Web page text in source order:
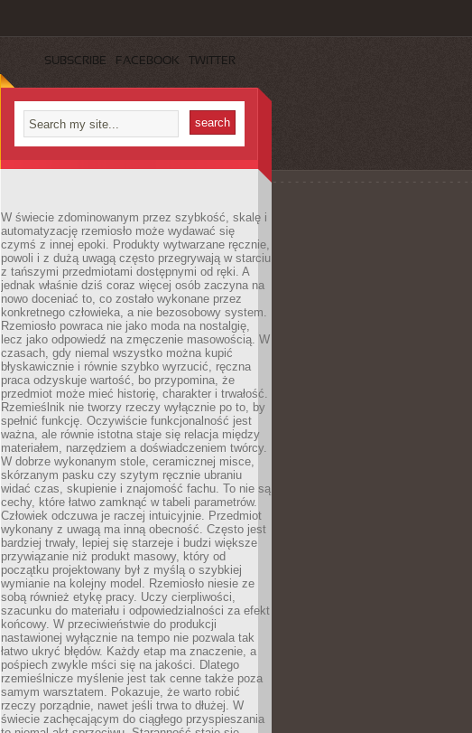
SUBSCRIBE FACEBOOK TWITTER
W świecie zdominowanym przez szybkość, skalę i
automatyzację rzemiosło może wydawać się
czymś z innej epoki. Produkty wytwarzane ręcznie,
powoli i z dużą uwagą często przegrywają w starciu
z tańszymi przedmiotami dostępnymi od ręki. A
jednak właśnie dziś coraz więcej osób zaczyna na
nowo doceniać to, co zostało wykonane przez
konkretnego człowieka, a nie bezosobowy system.
Rzemiosło powraca nie jako moda na nostalgię,
lecz jako odpowiedź na zmęczenie masowością. W
czasach, gdy niemal wszystko można kupić
błyskawicznie i równie szybko wyrzucić, ręczna
praca odzyskuje wartość, bo przypomina, że
przedmiot może mieć historię, charakter i trwałość.
Rzemieślnik nie tworzy rzeczy wyłącznie po to, by
spełnić funkcję. Oczywiście funkcjonalność jest
ważna, ale równie istotna staje się relacja między
materiałem, narzędziem a doświadczeniem twórcy.
W dobrze wykonanym stole, ceramicznej misce,
skórzanym pasku czy szytym ręcznie ubraniu
widać czas, skupienie i znajomość fachu. To nie są
cechy, które łatwo zamknąć w tabeli parametrów.
Człowiek odczuwa je raczej intuicyjnie. Przedmiot
wykonany z uwagą ma inną obecność. Często jest
bardziej trwały, lepiej się starzeje i budzi większe
przywiązanie niż produkt masowy, który od
początku projektowany był z myślą o szybkiej
wymianie na kolejny model. Rzemiosło niesie ze
sobą również etykę pracy. Uczy cierpliwości,
szacunku do materiału i odpowiedzialności za efekt
końcowy. W przeciwieństwie do produkcji
nastawionej wyłącznie na tempo nie pozwala tak
łatwo ukryć błędów. Każdy etap ma znaczenie, a
pośpiech zwykle mści się na jakości. Dlatego
rzemieślnicze myślenie jest tak cenne także poza
samym warsztatem. Pokazuje, że warto robić
rzeczy porządnie, nawet jeśli trwa to dłużej. W
świecie zachęcającym do ciągłego przyspieszania